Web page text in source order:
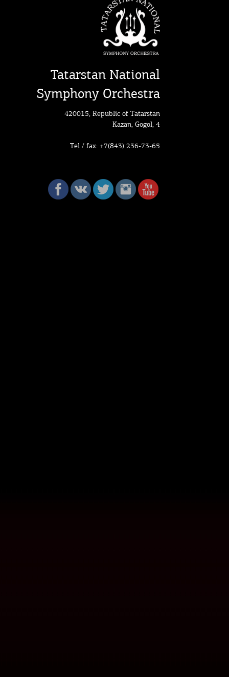
Tatarstan National
Symphony Orchestra
420015, Republic of Tatarstan
Kazan, Gogol, 4
Tel / fax: +7(843) 236-73-65